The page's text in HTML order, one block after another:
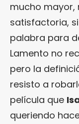
mucho
satisfactoria,
palabra para
Lamento no
pero la
resisto a
película que
queriendo